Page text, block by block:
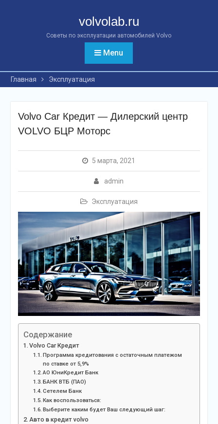
volvolab.ru
Советы по эксплуатации автомобилей Volvo
Menu
Главная Эксплуатация
Volvo Car Кредит — Дилерский центр
VOLVO БЦР Моторс
5 марта, 2021
admin
Эксплуатация
Содержание
Volvo Car Кредит
Программа кредитования с остаточным платежом
по ставке от 5,9%
АО ЮниКредит Банк
БАНК ВТБ (ПАО)
Сетелем Банк
Как воспользоваться:
Выберите каким будет Ваш следующий шаг:
Авто в кредит volvo